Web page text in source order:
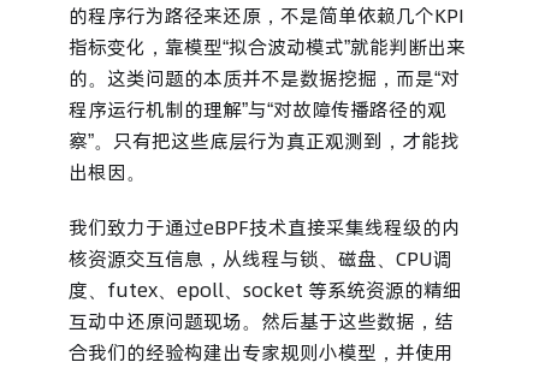
的程序行为路径来还原，不是简单依赖几个KPI
指标变化，靠模型“拟合波动模式”就能判断出来
的。这类问题的本质并不是数据挖掘，而是“对
程序运行机制的理解”与“对故障传播路径的观
察”。只有把这些底层行为真正观测到，才能找
出根因。
我们致力于通过eBPF技术直接采集线程级的内
核资源交互信息，从线程与锁、磁盘、CPU调
度、futex、epoll、socket 等系统资源的精细
互动中还原问题现场。然后基于这些数据，结
合我们的经验构建出专家规则小模型，并使用